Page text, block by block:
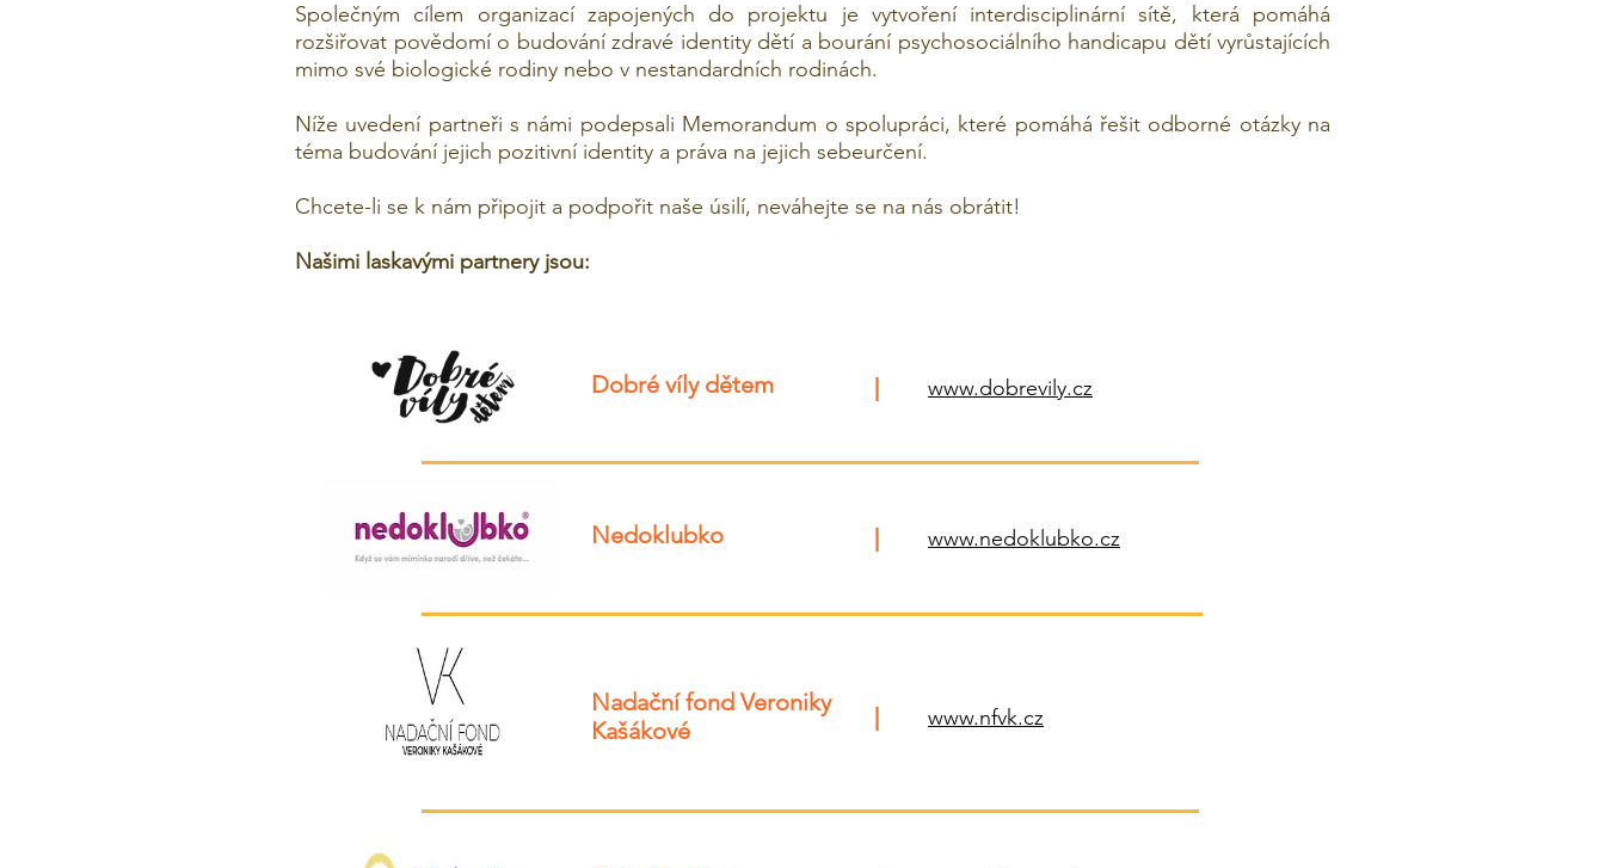
Společným cílem organizací zapojených do projektu je vytvoření interdisciplinární sítě, která pomáhá
rozšiřovat povědomí o budování zdravé identity dětí a bourání psychosociálního handicapu dětí vyrůstajících
mimo své biologické rodiny nebo v nestandardních rodinách.
Níže uvedení partneři s námi podepsali Memorandum o spolupráci, které pomáhá řešit odborné otázky na
téma budování jejich pozitivní identity a práva na jejich sebeurčení.
Chcete-li se k nám připojit a podpořit naše úsilí, neváhejte se na nás obrátit!
Našimi laskavými partnery jsou:
Dobré víly dětem | www.dobrevily.cz
Nedoklubko | www.nedoklubko.cz
Nadační fond Veroniky
Kašákové
| www.nfvk.cz